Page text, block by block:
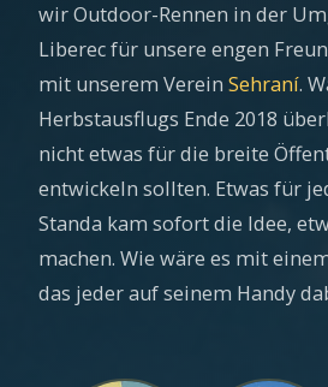
wir Outdoor-Rennen in der
Liberec für unsere engen
mit unserem Verein Sehraní.
Herbstausflugs Ende 2018
nicht etwas für die breite
entwickeln sollten. Etwas für
Standa kam sofort die Idee,
machen. Wie wäre es mit
das jeder auf seinem Handy